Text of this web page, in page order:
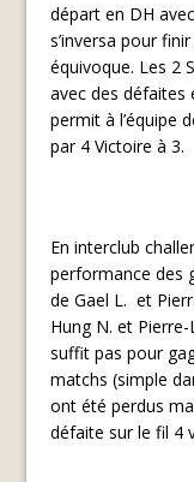
départ en DH
s’inversa pour
équivoque. Les 2
avec des défaites
permit à l’équipe
par 4 Victoire à 3.
En interclub
performance des
de Gael L. et
Hung N. et
suffit pas pour
matchs (simple
ont été perdus
défaite sur le fil 4